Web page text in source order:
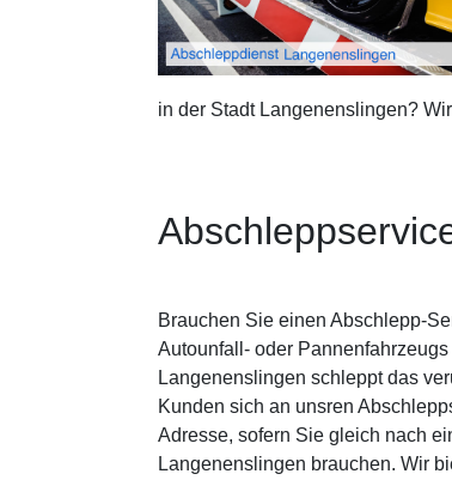
in der Stadt Langenenslingen?
Brauchen Sie einen Abschlepp-
Autounfall- oder
Langenenslingen schleppt das
Kunden sich an unsren
Adresse, sofern Sie gleich nach
Langenenslingen brauchen. Wir